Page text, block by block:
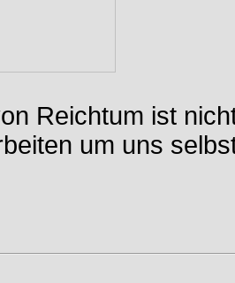
Reichtum ist
um uns